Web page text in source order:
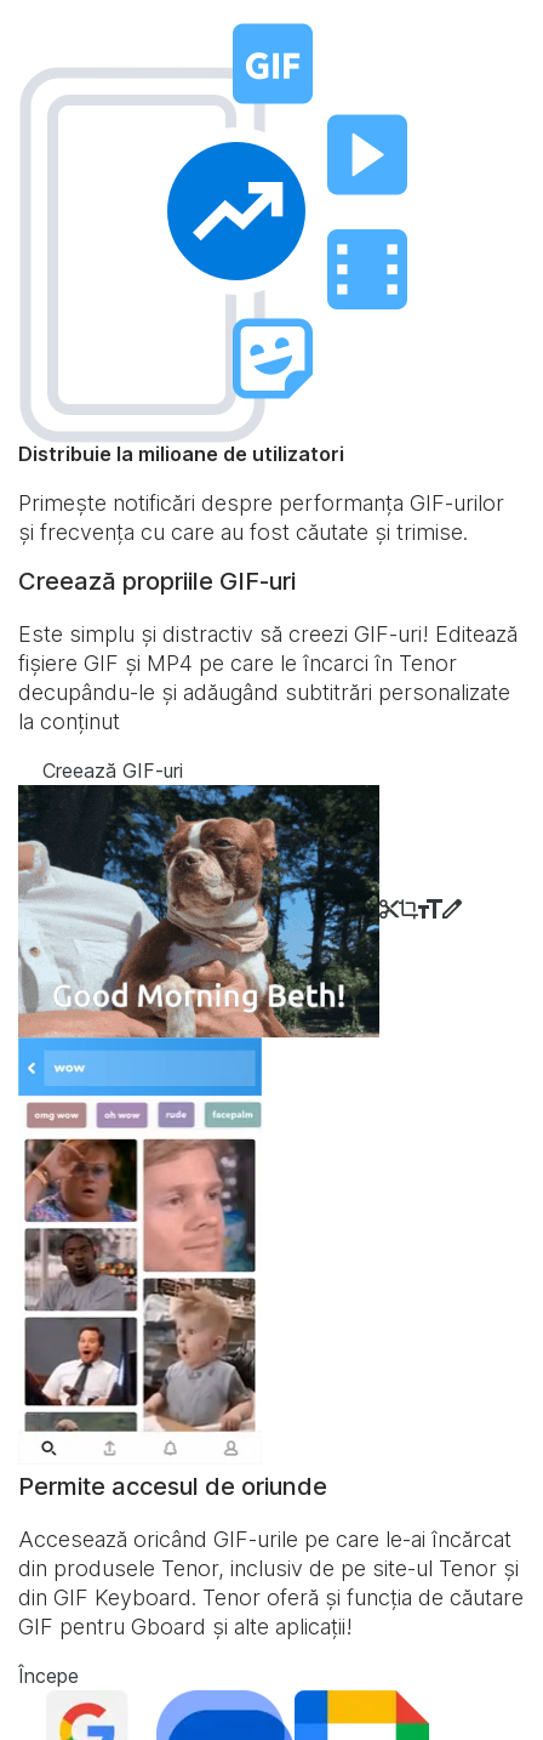
Distribuie la milioane de utilizatori
Primește notificări despre performanța GIF-urilor
și frecvența cu care au fost căutate și trimise.
Creează propriile GIF-uri
Este simplu și distractiv să creezi GIF-uri! Editează
fișiere GIF și MP4 pe care le încarci în Tenor
decupându-le și adăugând subtitrări personalizate
la conținut
Creează GIF-uri
Permite accesul de oriunde
Accesează oricând GIF-urile pe care le-ai încărcat
din produsele Tenor, inclusiv de pe site-ul Tenor și
din GIF Keyboard. Tenor oferă și funcția de căutare
GIF pentru Gboard și alte aplicații!
Începe